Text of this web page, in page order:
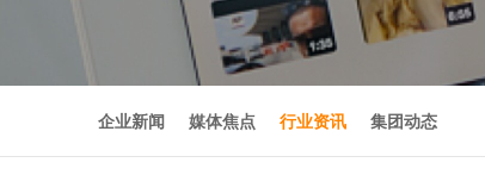
企业新闻 媒体焦点 行业资讯 集团动态